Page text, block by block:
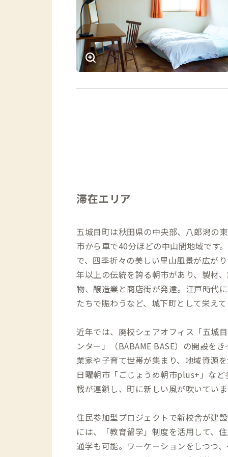
滞在エリア
五城目町は秋田県の中央部、八郎潟の
市から車で40分ほどの中山間地域です
で、四季折々の美しい里山風景が広が
年以上の伝統を誇る朝市があり、製材
物、醸造業と商店街が発達。江戸時代
たちで賑わうなど、城下町として栄え
近年では、廃校シェアオフィス「五城
ンター」（BABAME BASE）の開設を
業家や子育て世帯が集まり、地域資源
日曜朝市「ごじょうめ朝市plus+」な
戦が連鎖し、町に新しい風が吹いてい
住民参加型プロジェクトで新校舎が建
には、「教育留学」制度を活用して、
通学も可能。ワーケーションをしつつ